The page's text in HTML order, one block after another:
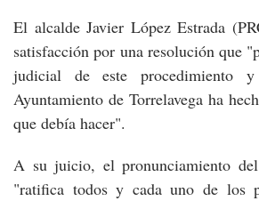
El alcalde Javier López Estrada
satisfacción por una resolución que
judicial de este procedimiento
Ayuntamiento de Torrelavega ha
que debía hacer".
A su juicio, el pronunciamiento
"ratifica todos y cada uno de los